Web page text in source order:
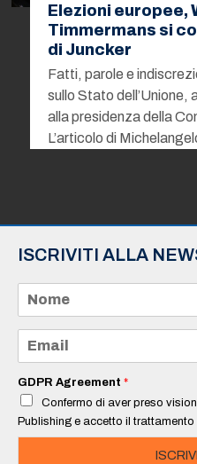
Elezioni europee,
Timmermans si
di Juncker
Fatti, parole e
sullo Stato dell’Unione,
alla presidenza della
L’articolo di
ISCRIVITI ALLA
m
e
a
i
*
GDPR Agreement *
Confermo di aver preso
Publishing e accetto il